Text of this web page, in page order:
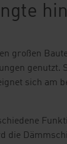
großen
genutzt.
sich am
die